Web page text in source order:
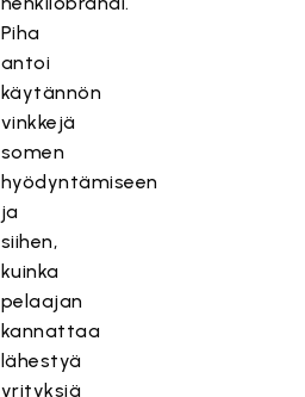
Piha
antoi
käytännön
vinkkejä
somen
hyödyntämiseen
ja
siihen,
kuinka
pelaajan
kannattaa
lähestyä
yrityksiä